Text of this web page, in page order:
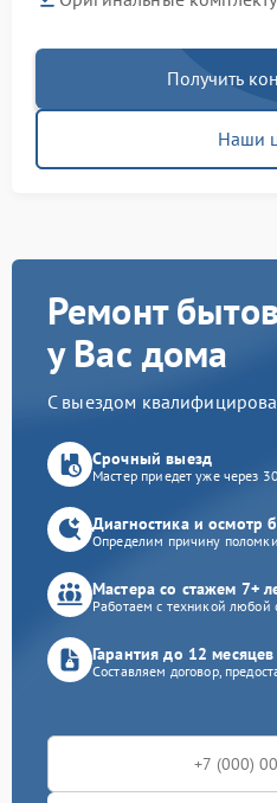
Получить
Наши
Ремонт
у Вас дома
С выездом
Срочный выезд
Мастер приедет уже через
Диагностика и осмотр
Определим причину
Мастера со стажем 7+
Работаем с техникой любой
Гарантия до 12 месяцев
Составляем договор,